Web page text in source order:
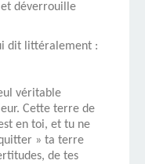
et déverrouille
dit littéralement :
véritable
Cette terre de
en toi, et tu ne
» ta terre
de tes